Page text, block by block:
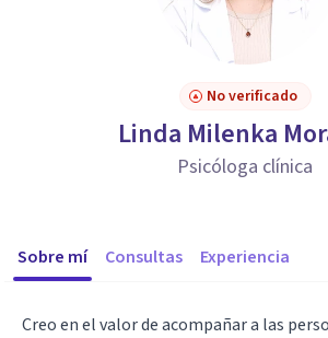
No verificado
Linda Milenka
Psicóloga clínica
Sobre mí Consultas Experiencia
Creo en el valor de acompañar a las